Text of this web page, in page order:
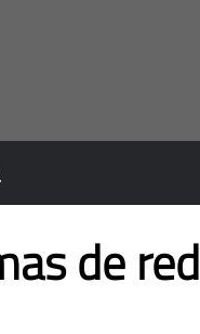
de red